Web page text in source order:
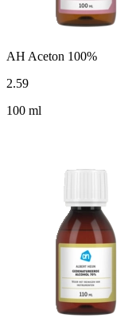
AH Aceton 100%
2.59
100 ml